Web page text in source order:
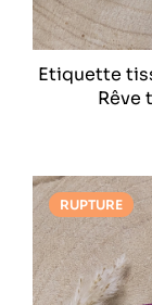
Etiquette
Rêve
RUPTURE